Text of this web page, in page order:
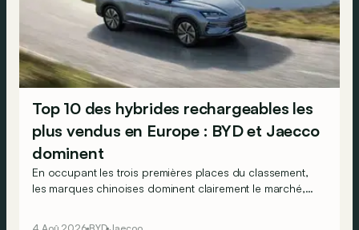
Top 10 des hybrides rechargeables les
plus vendus en Europe : BYD et Jaecco
dominent
En occupant les trois premières places du classement,
les marques chinoises dominent clairement le marché,